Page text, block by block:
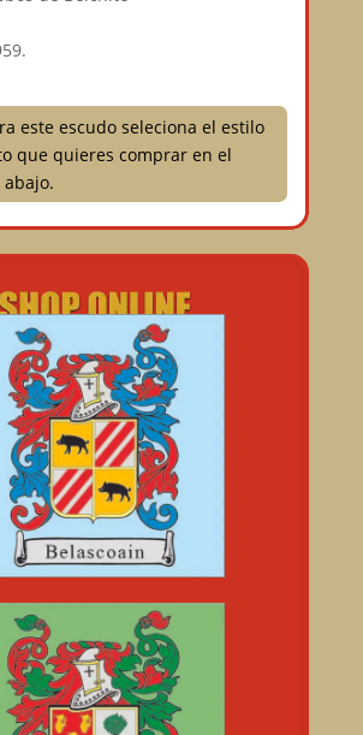
este escudo seleciona el estilo
que quieres comprar en el